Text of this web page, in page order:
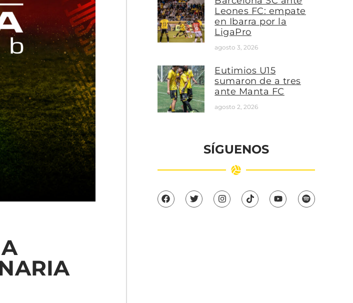
Leones FC: empate
en Ibarra por la
LigaPro
agosto 3, 2026
Eutimios U15
sumaron de a tres
ante Manta FC
agosto 2, 2026
SÍGUENOS